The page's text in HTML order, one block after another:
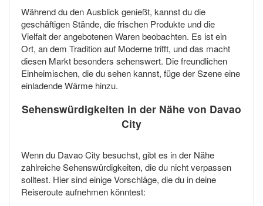
Während du den Ausblick genießt, kannst du die
geschäftigen Stände, die frischen Produkte und die
Vielfalt der angebotenen Waren beobachten. Es ist ein
Ort, an dem Tradition auf Moderne trifft, und das macht
diesen Markt besonders sehenswert. Die freundlichen
Einheimischen, die du sehen kannst, füge der Szene eine
einladende Wärme hinzu.
Sehenswürdigkeiten in der Nähe von Davao
City
Wenn du Davao City besuchst, gibt es in der Nähe
zahlreiche Sehenswürdigkeiten, die du nicht verpassen
solltest. Hier sind einige Vorschläge, die du in deine
Reiseroute aufnehmen könntest: